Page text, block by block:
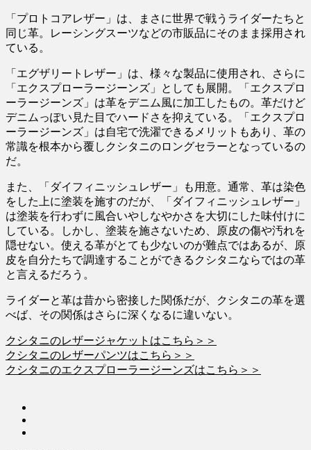
「プロトコアレザー」は、まさに世界で戦うライダーたちと
同じ革。レーシングスーツなどの市販品にそのまま採用され
ている。
「エグザリートレザー」は、様々な製品に使用され、さらに
「エクスプローラージーンズ」としても展開。「エクスプロ
ーラージーンズ」は革をデニム風に加工したもの。革だけど
デニムっぽい見た目でハードさを抑えている。「エクスプロ
ーラージーンズ」は自宅で洗濯できるメリットもあり、革の
常識を根本から覆しクシタニのロングセラーとなっているの
だ。
また、「ダイフィニッシュレザー」も用意。通常、革は染色
をした上に塗装を施すのだが、「ダイフィニッシュレザー」
は塗装を行わずに風合いやしなやかさを大切にした味付けに
している。しかし、塗装を施さないため、原皮の傷や汚れを
隠せない。使える革がとても少ないのが難点ではあるが、原
皮を自分たちで調達することができるクシタニならではの革
と言えるだろう。
ライダーと革は昔から密接した関係だが、クシタニの革を選
べば、その関係はさらに深くなるに違いない。
クシタニのレザージャケットはこちら＞＞
クシタニのレザーパンツはこちら＞＞
クシタニのエクスプローラージーンズはこちら＞＞